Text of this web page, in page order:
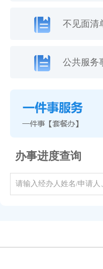
不见面清
公共服务
办事进度查询